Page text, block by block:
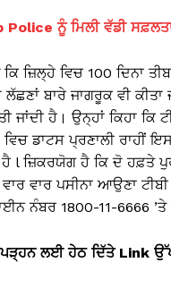
Police ਨੂੰ ਮਿਲੀ ਵੱਡੀ
ਜ਼ਿਲ੍ਹੇ ਵਿਚ 100 ਦਿਨਾ
ਲੱਛਣਾਂ ਬਾਰੇ ਜਾਗਰੂਕ ਵੀ
ਜਾਂਦੀ ਹੈ। ਉਨ੍ਹਾਂ ਕਿਹਾ
ਵਿਚ ਡਾਟਸ ਪ੍ਰਣਾਲੀ ਰਾਹੀਂ
l ਜ਼ਿਕਰਯੋਗ ਹੈ ਕਿ ਦੋ ਹਫ਼ਤੇ
ਵਾਰ ਵਾਰ ਪਸੀਨਾ ਆਉਣਾ
ਨੰਬਰ 1800-11-6666
ਪੜ੍ਹਨ ਲਈ ਹੇਠ ਦਿੱਤੇ Link